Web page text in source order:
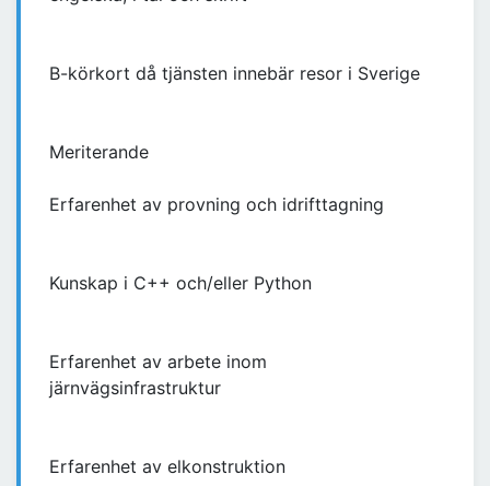
B-körkort då tjänsten innebär resor i Sverige
Meriterande
Erfarenhet av provning och idrifttagning
Kunskap i C++ och/eller Python
Erfarenhet av arbete inom
järnvägsinfrastruktur
Erfarenhet av elkonstruktion